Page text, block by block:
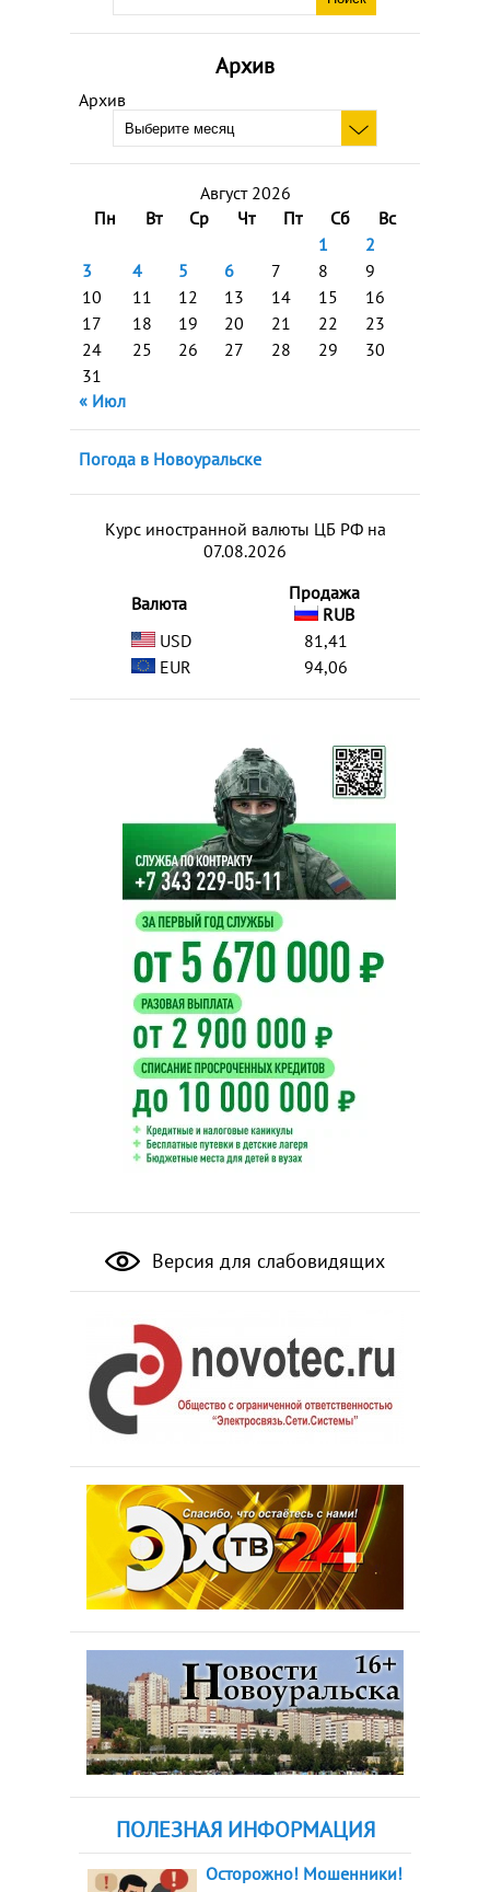
Архив
Архив
Август 2026
Пн
Вт Ср Чт Пт Сб
Вс
1
2
3
4 5 6 7 8
9
10
11 12 13 14 15
16
17
18 19 20 21 22
23
24
25 26 27 28 29
30
31
« Июл
Погода в Новоуральске
Курс иностранной валюты ЦБ РФ на
07.08.2026
Валюта
Продажа
RUB
USD
81,41
EUR
94,06
Версия для слабовидящих
ПОЛЕЗНАЯ ИНФОРМАЦИЯ
Осторожно! Мошенники!